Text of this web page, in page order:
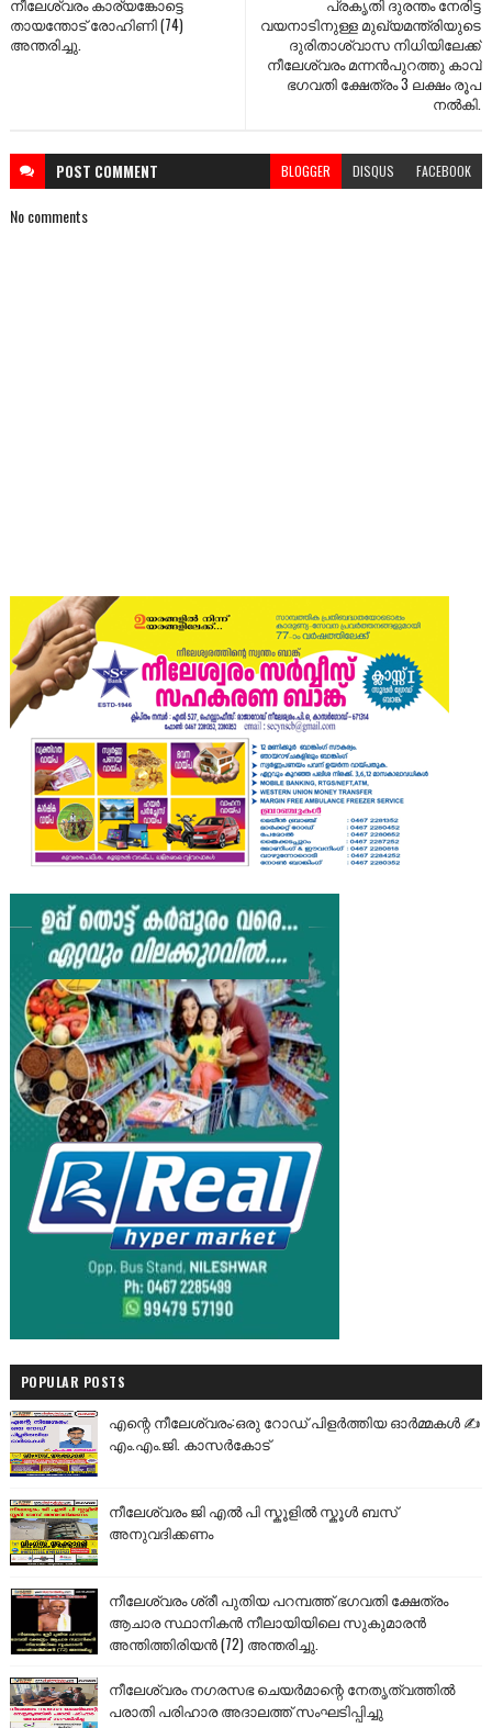
വയനാടിനുള്ള മുഖ്യമന്ത്രിയുടെ
ദുരിതാശ്വാസ നിധിയിലേക്ക്
നീലേശ്വരം മന്നൻപുറത്തു കാവ്
ഭഗവതി ക്ഷേത്രം 3 ലക്ഷം രൂപ
നൽകി.
തായന്തോട് രോഹിണി (74)
അന്തരിച്ചു.
POST COMMENT BLOGGER DISQUS FACEBOOK
No comments
POPULAR POSTS
എന്റെ നീലേശ്വരം:ഒരു റോഡ് പിളർത്തിയ ഓർമ്മകൾ ✍️
എം.എം.ജി. കാസർകോട്
നീലേശ്വരം ജി എൽ പി സ്കൂളിൽ സ്കൂൾ ബസ്
അനുവദിക്കണം
നീലേശ്വരം ശ്രീ പുതിയ പറമ്പത്ത് ഭഗവതി ക്ഷേത്രം
ആചാര സ്ഥാനികൻ നീലായിയിലെ സുകുമാരൻ
അന്തിത്തിരിയൻ (72) അന്തരിച്ചു.
നീലേശ്വരം നഗരസഭ ചെയർമാന്റെ നേതൃത്വത്തിൽ
പരാതി പരിഹാര അദാലത്ത് സംഘടിപ്പിച്ചു